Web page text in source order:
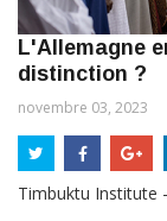
L'Allemagne
distinction ?
novembre 03, 2023
Timbuktu Institute